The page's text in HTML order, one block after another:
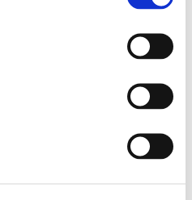
Folkelig gourmet